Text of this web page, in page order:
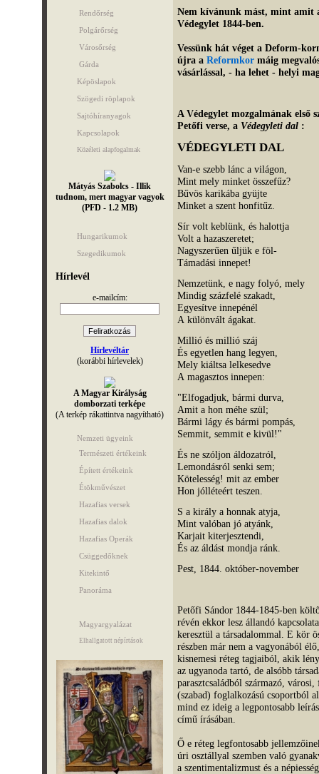
Rendőrség
Polgárőrség
Városőrség
Gárda
Képöslapok
Szögedi röplapok
Sajtóhíranyagok
Kapcsolapok
Közéleti alapfogalmak
Mátyás Szabolcs - Illik
tudnom, mert magyar vagyok
(PFD - 1.2 MB)
Hungarikumok
Szegedikumok
Hírlevél
e-mailcím:
Hírlevéltár
(korábbi hírlevelek)
A Magyar Királyság
domborzati terképe
(A terkép rákattintva nagyítható)
Nemzeti ügyeink
Természeti értékeink
Épített értékeink
Étökművészet
Hazafias versek
Hazafias dalok
Hazafias Operák
Csüggedőknek
Kitekintő
Panoráma
Magyargyalázat
Elhallgatott népírtások
Nem kívánunk mást, mint amit
Védegylet 1844-ben.
Vessünk hát véget a Deform-
újra a Reformkormáig
vásárlással, - ha lehet - helyi
A Védegylet mozgalmának első
Petőfi verse, a Védegyleti dal :
VÉDEGYLETI DAL
Van-e szebb lánc a világon,
Mint mely minket összefűz?
Bűvös karikába gyüjte
Minket a szent honfitűz.
Sír volt keblünk, és halottja
Volt a hazaszeretet;
Nagyszerűen űljük e föl-
Támadási innepet!
Nemzetünk, e nagy folyó, mely
Mindig százfelé szakadt,
Egyesítve innepénél
A különvált ágakat.
Millió és millió száj
És egyetlen hang legyen,
Mely kiáltsa lelkesedve
A magasztos innepen:
"Elfogadjuk, bármi durva,
Amit a hon méhe szül;
Bármi lágy és bármi pompás,
Semmit, semmit e kivül!"
És ne szóljon áldozatról,
Lemondásról senki sem;
Kötelesség! mit az ember
Hon jólléteért teszen.
S a király a honnak atyja,
Mint valóban jó atyánk,
Karjait kiterjesztendi,
És az áldást mondja ránk.
Pest, 1844. október-november
Petőfi Sándor 1844-1845-ben
révén ekkor lesz állandó
keresztül a társadalommal. E kör
részben már nem a vagyonából
kisnemesi réteg tagjaiból, akik
az ugyanoda tartó, de alsóbb
parasztcsaládból származó,
(szabad) foglalkozású csoportból
mind ez ideig a legpontosabb
című írásában.
Ő e réteg legfontosabb
úri osztállyal szemben való
a szentimentalizmust és a